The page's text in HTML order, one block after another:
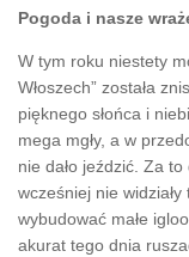
Pogoda i nasze
W tym roku niestety
Włoszech” została
pięknego słońca i
mega mgły, a w
nie dało jeździć. Za
wcześniej nie
wybudować małe
akurat tego dnia